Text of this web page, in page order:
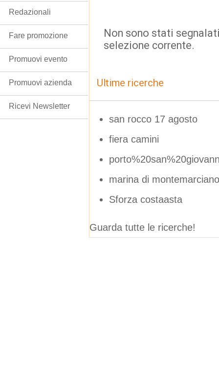
Non sono stati
selezione corrente.
Ultime ricerche
san rocco 17 agosto
fiera camini
marina di
Sforza costaasta
Guarda tutte le ricerche!
Redazionali
Fare promozione
Promuovi evento
Promuovi azienda
Ricevi Newsletter